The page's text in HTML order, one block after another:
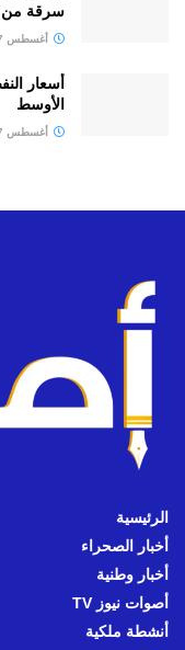
سرقة من
أغسطس 7, 2026
أسعار
الأوسط
أغسطس 7, 2026
الرئيسية
أخبار الصحراء
أخبار وطنية
أصوات نيوز TV
أنشطة ملكية